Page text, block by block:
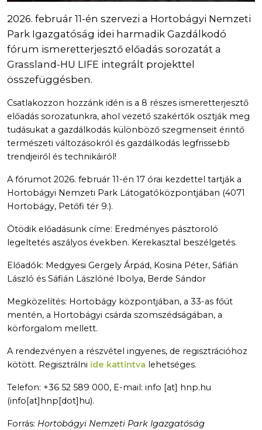
2026. február 11-én szervezi a Hortobágyi Nemzeti
Park Igazgatóság idei harmadik Gazdálkodó
fórum ismeretterjesztő előadás sorozatát a
Grassland-HU LIFE integrált projekttel
összefüggésben.
Csatlakozzon hozzánk idén is a 8 részes ismeretterjesztő
előadás sorozatunkra, ahol vezető szakértők osztják meg
tudásukat a gazdálkodás különböző szegmenseit érintő
természeti változásokról és gazdálkodás legfrissebb
trendjeiről és technikáiról!
A fórumot 2026. február 11-én 17 órai kezdettel tartják a
Hortobágyi Nemzeti Park Látogatóközpontjában (4071
Hortobágy, Petőfi tér 9.).
Ötödik előadásunk címe: Eredményes pásztoroló
legeltetés aszályos években. Kerekasztal beszélgetés.
Előadók: Medgyesi Gergely Árpád, Kosina Péter, Sáfián
László és Sáfián Lászlóné Ibolya, Berde Sándor
Megközelítés: Hortobágy központjában, a 33-as főút
mentén, a Hortobágyi csárda szomszédságában, a
körforgalom mellett.
A rendezvényen a részvétel ingyenes, de regisztrációhoz
kötött. Regisztrálni ide kattintva lehetséges.
Telefon: +36 52 589 000, E-mail: info [at] hnp.hu
(info[at]hnp[dot]hu).
Forrás: Hortobágyi Nemzeti Park Igazgatóság